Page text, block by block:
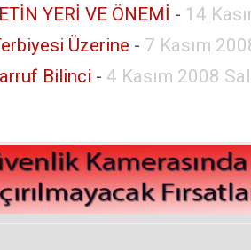
YERİ VE ÖNEMİ - 14
Üzerine - 7 Kasım
Bilinci - 4 Kasım 2008